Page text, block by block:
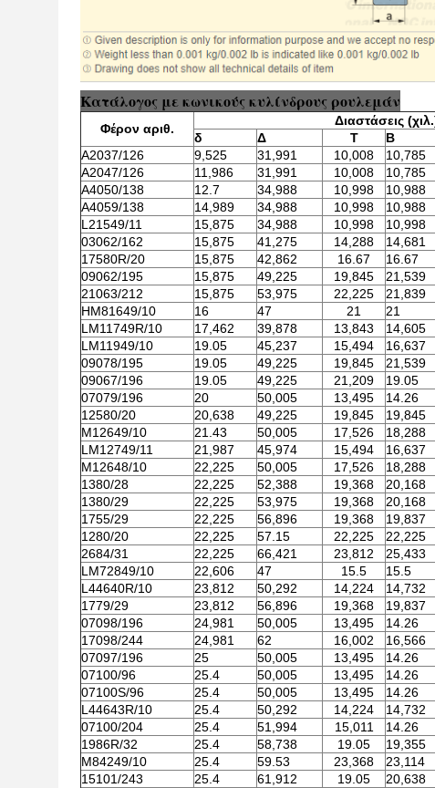
Κατάλογος με κωνικούς κυλίνδρους ρουλεμάν
Φέρον αριθ.
Διαστάσεις
δ
Δ Τ Β
A2037/126
9,525 31,991 10,008 10,785
A2047/126
11,986 31,991 10,008 10,785
A4050/138
12.7 34,988 10,998 10,988
A4059/138
14,989 34,988 10,998 10,988
L21549/11
15,875 34,988 10,998 10,998
03062/162
15,875 41,275 14,288 14,681
17580R/20
15,875 42,862 16.67 16.67
09062/195
15,875 49,225 19,845 21,539
21063/212
15,875 53,975 22,225 21,839
HM81649/10
16 47 21 21
LM11749R/10
17,462 39,878 13,843 14,605
LM11949/10
19.05 45,237 15,494 16,637
09078/195
19.05 49,225 19,845 21,539
09067/196
19.05 49,225 21,209 19.05
07079/196
20 50,005 13,495 14.26
12580/20
20,638 49,225 19,845 19,845
M12649/10
21.43 50,005 17,526 18,288
LM12749/11
21,987 45,974 15,494 16,637
M12648/10
22,225 50,005 17,526 18,288
1380/28
22,225 52,388 19,368 20,168
1380/29
22,225 53,975 19,368 20,168
1755/29
22,225 56,896 19,368 19,837
1280/20
22,225 57.15 22,225 22,225
2684/31
22,225 66,421 23,812 25,433
LM72849/10
22,606 47 15.5 15.5
L44640R/10
23,812 50,292 14,224 14,732
1779/29
23,812 56,896 19,368 19,837
07098/196
24,981 50,005 13,495 14.26
17098/244
24,981 62 16,002 16,566
07097/196
25 50,005 13,495 14.26
07100/96
25.4 50,005 13,495 14.26
07100S/96
25.4 50,005 13,495 14.26
L44643R/10
25.4 50,292 14,224 14,732
07100/204
25.4 51,994 15,011 14.26
1986R/32
25.4 58,738 19.05 19,355
M84249/10
25.4 59.53 23,368 23,114
15101/243
25.4 61,912 19.05 20,638